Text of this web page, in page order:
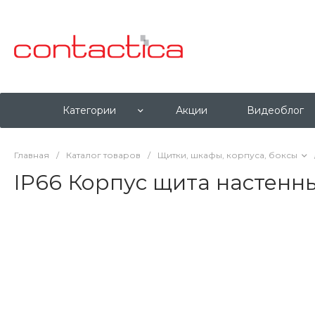
Категории Акции Видеоблог
Главная / Каталог товаров / Щитки, шкафы, корпуса, боксы
IP66 Корпус щита